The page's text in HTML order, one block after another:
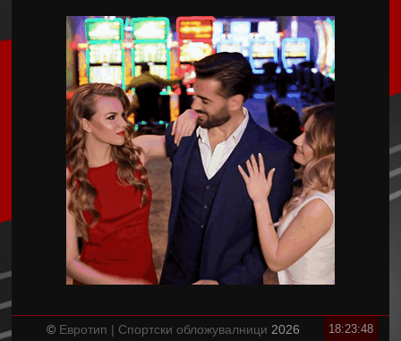
Лара Гут Бехрами означи крај на скијачката
кариера
Меси со два гола се врати во дресот на
Интер Мајами по Мундијалот
Шенгелија плати еден милион и се
ослободи од Барселона
Мајорка убедливо го совлада ПСЖ
Пелистер
18:23:48
© Евротип | Спортски обложувалници 2026